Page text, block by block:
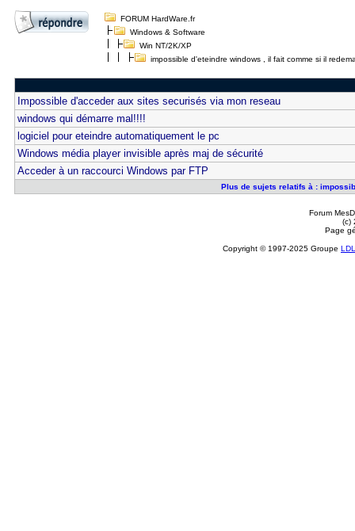
FORUM HardWare.fr
Windows & Software
Win NT/2K/XP
impossible d'eteindre windows , il fait comme si il
Impossible d'acceder aux sites securisés via mon reseau
windows qui démarre mal!!!!
logiciel pour eteindre automatiquement le pc
Windows média player invisible après maj de sécurité
Acceder à un raccourci Windows par FTP
Plus de sujets relatifs à :
Forum
(c)
Page
Copyright © 1997-2025 Groupe